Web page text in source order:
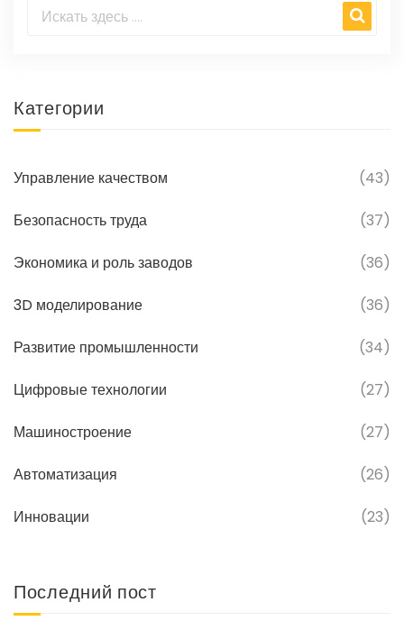
Категории
Управление качеством (43)
Безопасность труда (37)
Экономика и роль заводов (36)
3D моделирование (36)
Развитие промышленности (34)
Цифровые технологии (27)
Машиностроение (27)
Автоматизация (26)
Инновации (23)
Последний пост